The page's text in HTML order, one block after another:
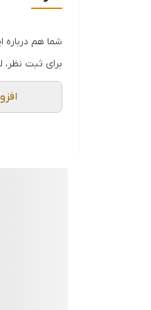
شما هم
برای ثبت نظر،